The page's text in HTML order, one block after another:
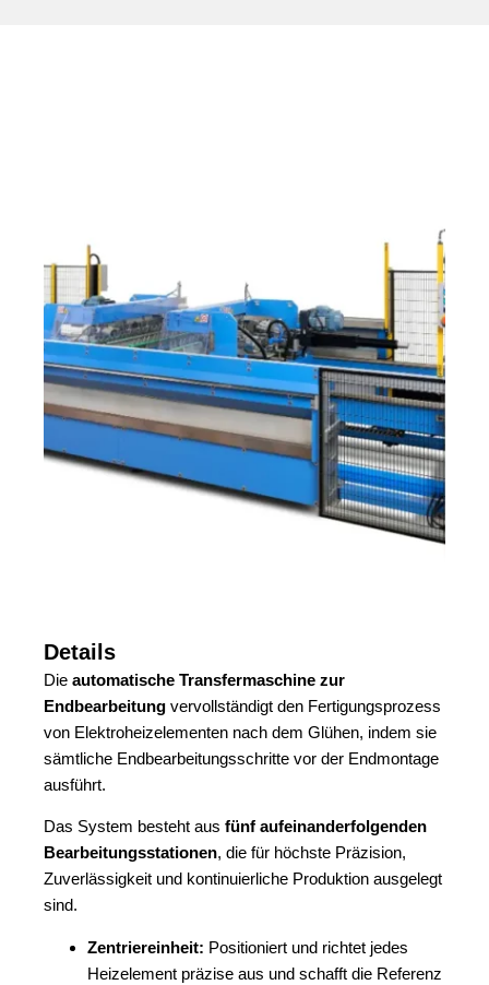
Details
Die automatische Transfermaschine zur
Endbearbeitung vervollständigt den Fertigungsprozess
von Elektroheizelementen nach dem Glühen, indem sie
sämtliche Endbearbeitungsschritte vor der Endmontage
ausführt.
Das System besteht aus fünf aufeinanderfolgenden
Bearbeitungsstationen, die für höchste Präzision,
Zuverlässigkeit und kontinuierliche Produktion ausgelegt
sind.
Zentriereinheit: Positioniert und richtet jedes
Heizelement präzise aus und schafft die Referenz